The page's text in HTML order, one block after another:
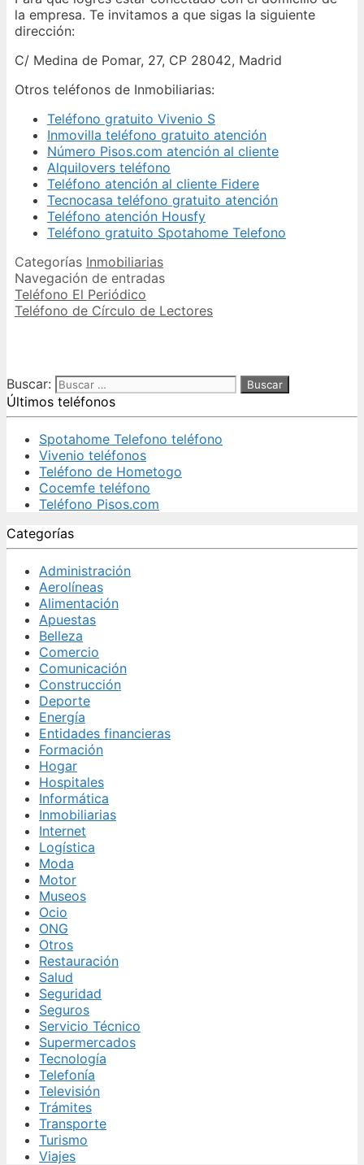
la empresa. Te invitamos a que sigas la siguiente
dirección:
C/ Medina de Pomar, 27, CP 28042, Madrid
Otros teléfonos de Inmobiliarias:
Teléfono gratuito Vivenio S
Inmovilla teléfono gratuito atención
Número Pisos.com atención al cliente
Alquilovers teléfono
Teléfono atención al cliente Fidere
Tecnocasa teléfono gratuito atención
Teléfono atención Housfy
Teléfono gratuito Spotahome Telefono
Categorías Inmobiliarias
Navegación de entradas
Teléfono El Periódico
Teléfono de Círculo de Lectores
Buscar:
Últimos teléfonos
Spotahome Telefono teléfono
Vivenio teléfonos
Teléfono de Hometogo
Cocemfe teléfono
Teléfono Pisos.com
Categorías
Administración
Aerolíneas
Alimentación
Apuestas
Belleza
Comercio
Comunicación
Construcción
Deporte
Energía
Entidades financieras
Formación
Hogar
Hospitales
Informática
Inmobiliarias
Internet
Logística
Moda
Motor
Museos
Ocio
ONG
Otros
Restauración
Salud
Seguridad
Seguros
Servicio Técnico
Supermercados
Tecnología
Telefonía
Televisión
Trámites
Transporte
Turismo
Viajes